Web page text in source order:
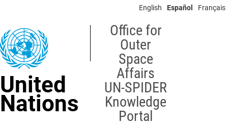
content
English Español Français
United
Nations
Office for
Outer
Space
Affairs
UN-SPIDER
Knowledge
Portal